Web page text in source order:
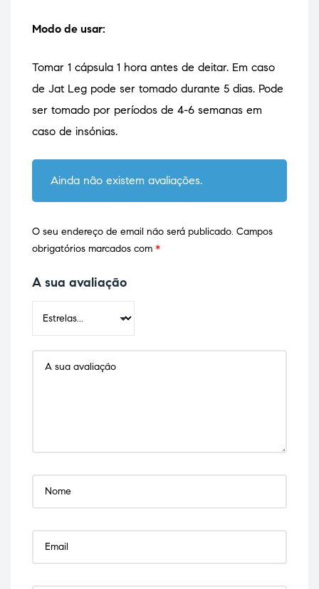
Modo de usar:
Tomar 1 cápsula 1 hora antes de deitar. Em caso
de Jat Leg pode ser tomado durante 5 dias. Pode
ser tomado por períodos de 4-6 semanas em
caso de insónias.
Ainda não existem avaliações.
O seu endereço de email não será publicado. Campos
obrigatórios marcados com *
A sua avaliação